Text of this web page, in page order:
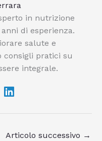
in nutrizione
di esperienza.
salute e
consigli pratici su
integrale.
Articolo successivo →